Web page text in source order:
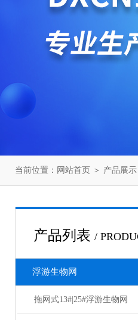
当前位置： 网站首页 ＞ 产品展示
产品列表 /
浮游生物网
拖网式13#|25#浮游生物网